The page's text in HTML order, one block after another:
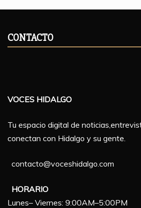
CONTACTO
VOCES HIDALGO
Tu espacio digital de
conectan con Hidalgo y su gente.
contacto@voceshidalgo.com
HORARIO
Lunes– Viernes: 9:00AM–5:00PM